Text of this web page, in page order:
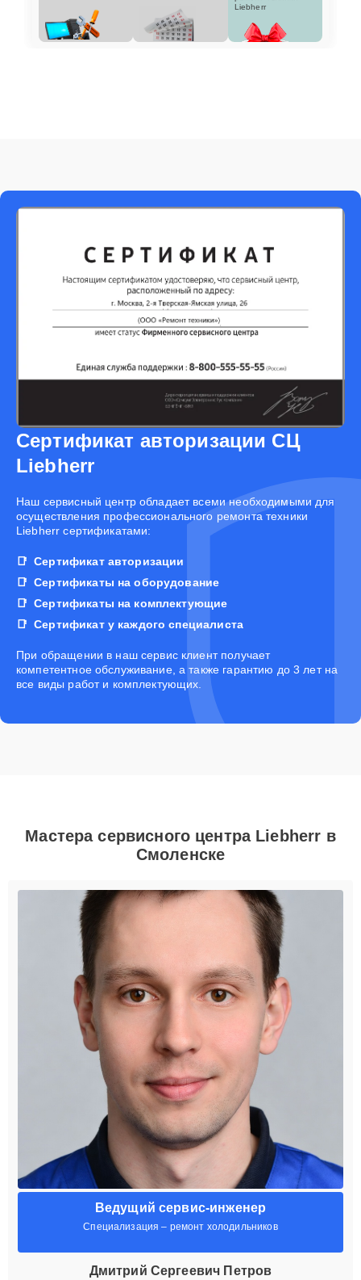
Liebherr
Сертификат авторизации СЦ
Liebherr
Наш сервисный центр обладает всеми необходимыми для
осуществления профессионального ремонта техники
Liebherr сертификатами:
Сертификат авторизации
Сертификаты на оборудование
Сертификаты на комплектующие
Сертификат у каждого специалиста
При обращении в наш сервис клиент получает
компетентное обслуживание, а также гарантию до 3 лет на
все виды работ и комплектующих.
Мастера сервисного центра Liebherr в
Смоленске
Ведущий сервис-инженер
Специализация – ремонт холодильников
Дмитрий Сергеевич Петров